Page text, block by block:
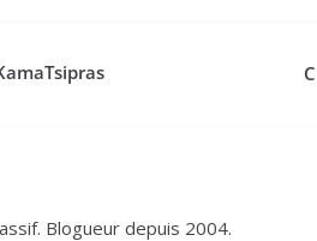
Blogueur depuis 2004.